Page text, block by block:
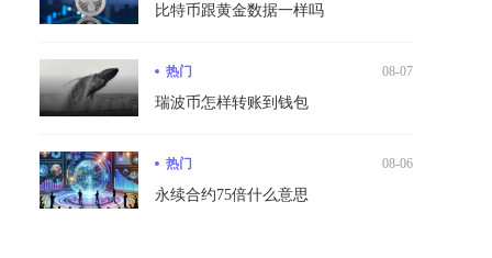
比特币跟黄金数据一样吗
热门 08-07
瑞波币怎样转账到钱包
热门 08-06
永续合约75倍什么意思